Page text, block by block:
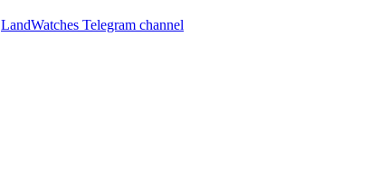
LandWatches Telegram channel